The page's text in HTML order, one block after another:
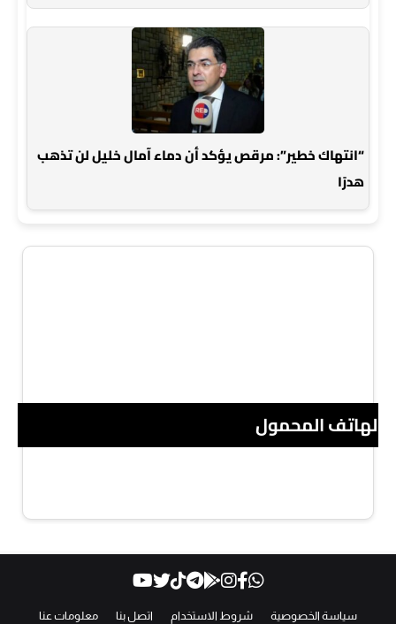
“انتهاك خطير”: مرقص يؤكد أن دماء آمال خليل لن تذهب
هدرًا
الهاتف المحمول
سياسة الخصوصية شروط الاستخدام اتصل بنا معلومات عنا